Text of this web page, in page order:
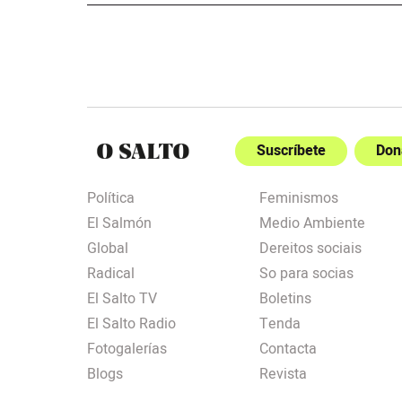
Suscríbete
Política
El Salmón
Global
Radical
El Salto TV
El Salto Radio
Fotogalerías
Blogs
Feminismos
Medio Ambiente
Dereitos sociais
So para socias
Boletins
Tenda
Contacta
Revista